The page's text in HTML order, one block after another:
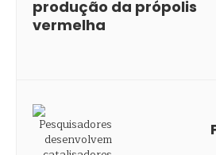
produção da própolis
vermelha